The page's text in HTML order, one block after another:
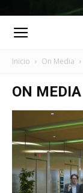
Inicio On Media
ON MEDIA